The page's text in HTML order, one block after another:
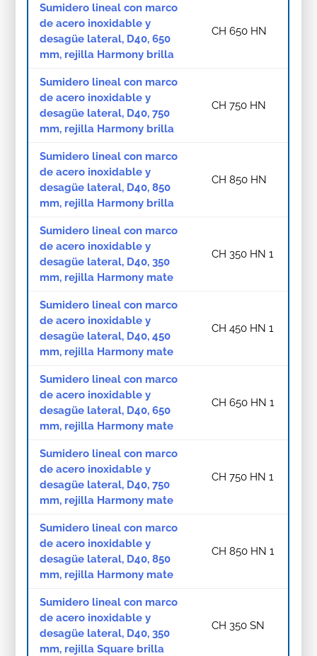
Sumidero lineal con marco
de acero inoxidable y
desagüe lateral, D40, 650
mm, rejilla Harmony brilla
CH 650 HN
Sumidero lineal con marco
de acero inoxidable y
desagüe lateral, D40, 750
mm, rejilla Harmony brilla
CH 750 HN
Sumidero lineal con marco
de acero inoxidable y
desagüe lateral, D40, 850
mm, rejilla Harmony brilla
CH 850 HN
Sumidero lineal con marco
de acero inoxidable y
desagüe lateral, D40, 350
mm, rejilla Harmony mate
CH 350 HN 1
Sumidero lineal con marco
de acero inoxidable y
desagüe lateral, D40, 450
mm, rejilla Harmony mate
CH 450 HN 1
Sumidero lineal con marco
de acero inoxidable y
desagüe lateral, D40, 650
mm, rejilla Harmony mate
CH 650 HN 1
Sumidero lineal con marco
de acero inoxidable y
desagüe lateral, D40, 750
mm, rejilla Harmony mate
CH 750 HN 1
Sumidero lineal con marco
de acero inoxidable y
desagüe lateral, D40, 850
mm, rejilla Harmony mate
CH 850 HN 1
Sumidero lineal con marco
de acero inoxidable y
desagüe lateral, D40, 350
mm, rejilla Square brilla
CH 350 SN